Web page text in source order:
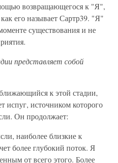
возвращающегося к "Я",
его называет Сартр39. "Я"
существования и не
представляет собой
к этой стадии,
испуг, источником которого
Он продолжает:
наиболее близкие к
более глубокий поток. Я
от всего этого. Более